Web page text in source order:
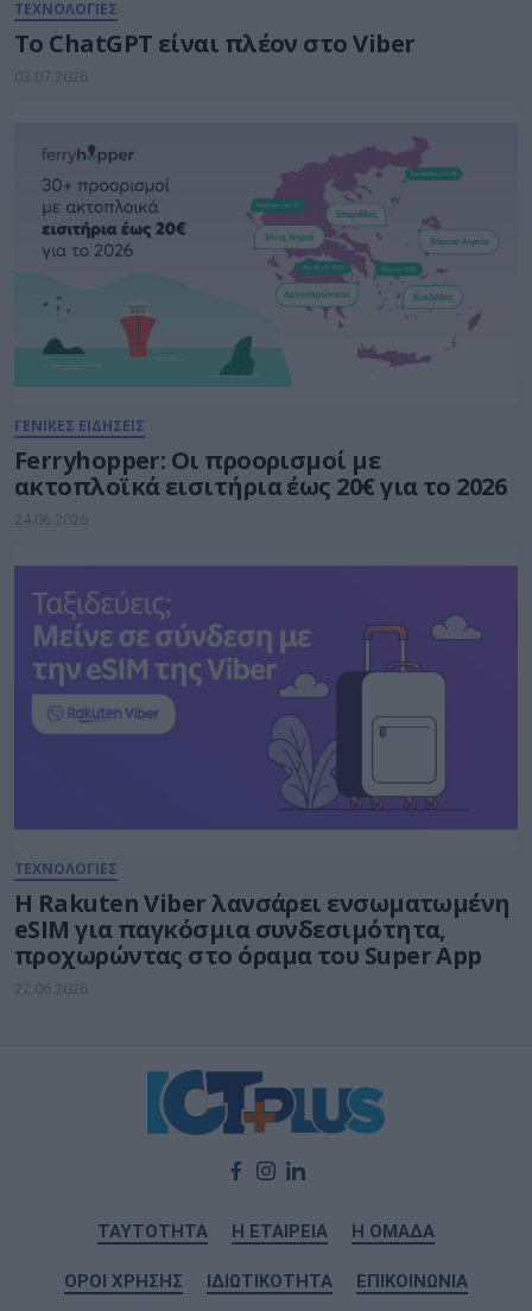
ΤΕΧΝΟΛΟΓΙΕΣ
Το ChatGPT είναι πλέον στο Viber
03.07.2026
ΓΕΝΙΚΕΣ ΕΙΔΗΣΕΙΣ
Ferryhopper: Οι προορισμοί με
ακτοπλοϊκά εισιτήρια έως 20€ για το 2026
24.06.2026
ΤΕΧΝΟΛΟΓΙΕΣ
Η Rakuten Viber λανσάρει ενσωματωμένη
eSIM για παγκόσμια συνδεσιμότητα,
προχωρώντας στο όραμα του Super App
22.06.2026
ΤΑΥΤΟΤΗΤΑ Η ΕΤΑΙΡΕΙΑ Η ΟΜΑΔΑ
ΟΡΟΙ ΧΡΗΣΗΣ ΙΔΙΩΤΙΚΟΤΗΤΑ ΕΠΙΚΟΙΝΩΝΙΑ